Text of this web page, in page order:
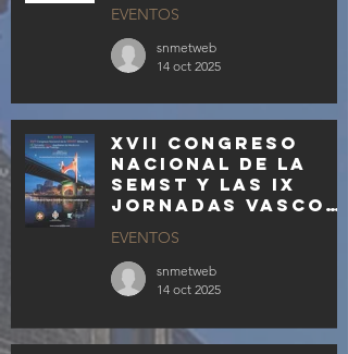
EVENTOS
snmetweb
14 oct 2025
XVII Congreso
Nacional de la
SEMST y las IX
Jornadas Vasco
días 19 y 20 de
febrero de 2026
EVENTOS
snmetweb
14 oct 2025